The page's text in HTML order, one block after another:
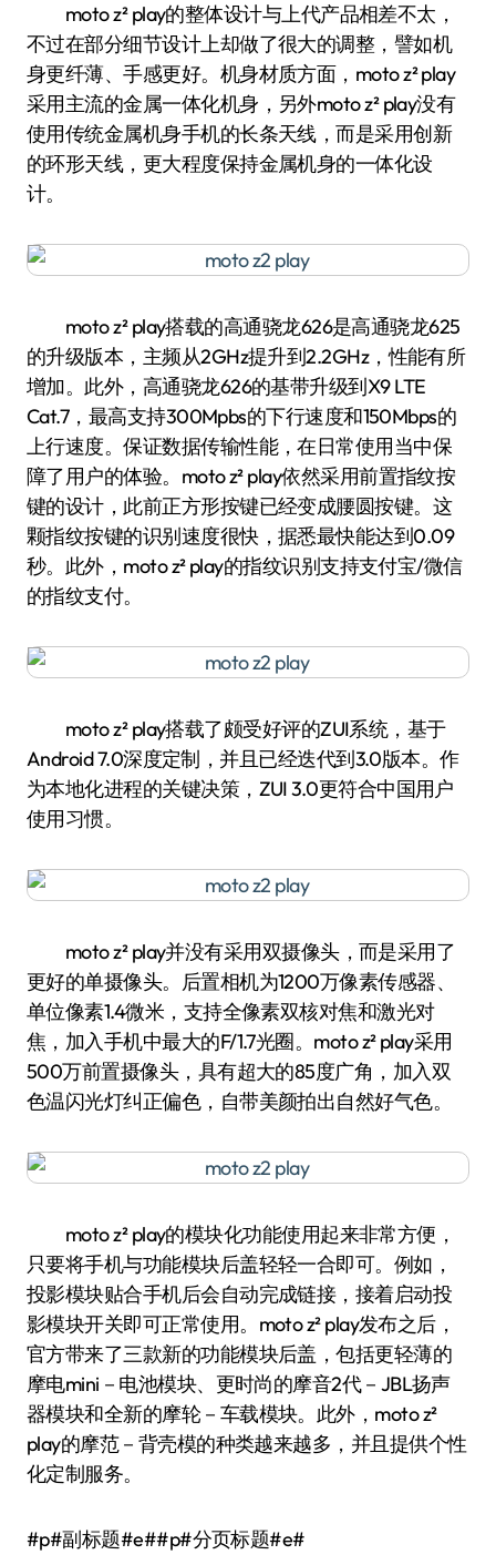
moto z² play的整体设计与上代产品相差不太，
不过在部分细节设计上却做了很大的调整，譬如机
身更纤薄、手感更好。机身材质方面，moto z² play
采用主流的金属一体化机身，另外moto z² play没有
使用传统金属机身手机的长条天线，而是采用创新
的环形天线，更大程度保持金属机身的一体化设
计。
moto z² play搭载的高通骁龙626是高通骁龙625
的升级版本，主频从2GHz提升到2.2GHz，性能有所
增加。此外，高通骁龙626的基带升级到X9 LTE
Cat.7，最高支持300Mpbs的下行速度和150Mbps的
上行速度。保证数据传输性能，在日常使用当中保
障了用户的体验。moto z² play依然采用前置指纹按
键的设计，此前正方形按键已经变成腰圆按键。这
颗指纹按键的识别速度很快，据悉最快能达到0.09
秒。此外，moto z² play的指纹识别支持支付宝/微信
的指纹支付。
moto z² play搭载了颇受好评的ZUI系统，基于
Android 7.0深度定制，并且已经迭代到3.0版本。作
为本地化进程的关键决策，ZUI 3.0更符合中国用户
使用习惯。
moto z² play并没有采用双摄像头，而是采用了
更好的单摄像头。后置相机为1200万像素传感器、
单位像素1.4微米，支持全像素双核对焦和激光对
焦，加入手机中最大的F/1.7光圈。moto z² play采用
500万前置摄像头，具有超大的85度广角，加入双
色温闪光灯纠正偏色，自带美颜拍出自然好气色。
moto z² play的模块化功能使用起来非常方便，
只要将手机与功能模块后盖轻轻一合即可。例如，
投影模块贴合手机后会自动完成链接，接着启动投
影模块开关即可正常使用。moto z² play发布之后，
官方带来了三款新的功能模块后盖，包括更轻薄的
摩电mini－电池模块、更时尚的摩音2代－JBL扬声
器模块和全新的摩轮－车载模块。此外，moto z²
play的摩范－背壳模的种类越来越多，并且提供个性
化定制服务。
#p#副标题#e##p#分页标题#e#